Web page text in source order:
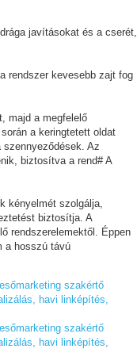
javításokat és a cserét,
rendszer kevesebb zajt fog
majd a megfelelő
a keringtetett oldat
Az
biztosítva a rend# A
kényelmét szolgálja,
biztosítja. A
rendszerelemektől. Éppen
a hosszú távú
szakértő
havi linképítés,
szakértő
havi linképítés,